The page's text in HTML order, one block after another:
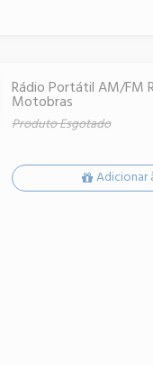
Rádio Portátil AM/FM
Motobras
Produto Esgotado
Adicionar